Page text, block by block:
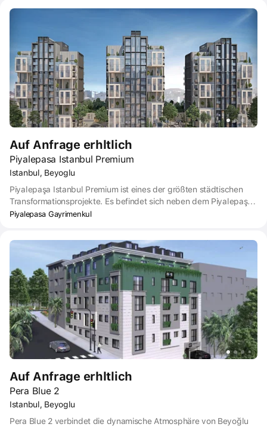
Auf Anfrage erhltlich
Piyalepasa Istanbul Premium
Istanbul, Beyoglu
Piyalepaşa Istanbul Premium ist eines der größten städtischen
Transformationsprojekte. Es befindet sich neben dem Piyalepaşa-
Boulevard in Istanbul. Der Komplex umfasst drei hochwertige
Kinderspielplätzen angelegt. Für die Bewohner sind
Aufenthaltsbereiche und Terrassen vorgesehen. Auf dem Gelände
befindet sich ein Sportkomplex mit einem Schwimmbad, einer
Sauna und einem Fitnessraum. Auf mehreren Etagen gibt es
offene Terrassen mit Landschaftsgestaltung und
Erholungsbereichen.
Piyalepasa Gayrimenkul
Auf Anfrage erhltlich
Pera Blue 2
Istanbul, Beyoglu
Pera Blue 2 verbindet die dynamische Atmosphäre von Beyoğlu